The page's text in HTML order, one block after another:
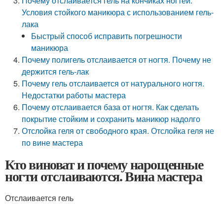
Условия стойкого маникюра с использованием гель-
лака
Быстрый способ исправить погрешности
маникюра
Почему полигель отслаивается от ногтя. Почему не
держится гель-лак
Почему гель отслаивается от натурального ногтя.
Недостатки работы мастера
Почему отслаивается база от ногтя. Как сделать
покрытие стойким и сохранить маникюр надолго
Отслойка геля от свободного края. Отслойка геля не
по вине мастера
Кто виноват и почему нарощенные
ногти отслаиваются. Вина мастера
Отслаивается гель